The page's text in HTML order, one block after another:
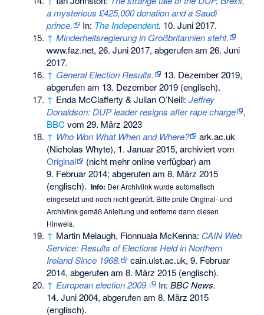
a mysterious £425,000 donation and a Saudi
prince.
In: The Independent. 10. Juni 2017.
↑ Minderheitsregierung in Großbritannien steht.
www.faz.net, 26. Juni 2017, abgerufen am 26. Juni
2017.
↑ General Election Results.
13. Dezember 2019,
abgerufen am 13. Dezember 2019 (englisch).
↑ Enda McClafferty & Julian O’Neill:Jeffrey
Donaldson: DUP leader resigns after rape charge
,
BBCvom 29. März 2023
↑ Who Won What When and Where?
ark.ac.uk
(Nicholas Whyte), 1. Januar 2015, archiviert vom
Original
(nicht mehr online verfügbar) am
9. Februar 2014; abgerufen am 8. März 2015
(englisch). Info: Der Archivlink wurde automatisch
eingesetzt und noch nicht geprüft. Bitte prüfe Original- und
Archivlink gemäßAnleitung und entferne dann diesen
Hinweis.
↑ Martin Melaugh, Fionnuala McKenna: CAIN Web
Service: Results of Elections Held in Northern
Ireland Since 1968.
cain.ulst.ac.uk, 9. Februar
2014, abgerufen am 8. März 2015 (englisch).
↑ European election 2009. In:BBC News.
14. Juni 2004, abgerufen am 8. März 2015
(englisch).